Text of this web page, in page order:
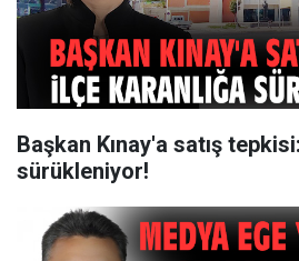
Başkan Kınay'a satış
sürükleniyor!